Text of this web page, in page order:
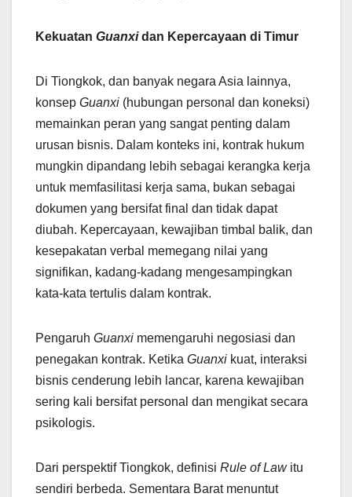
Kekuatan Guanxidan Kepercayaan di Timur
Di Tiongkok, dan banyak negara Asia lainnya,
konsep Guanxi (hubungan personal dan koneksi)
memainkan peran yang sangat penting dalam
urusan bisnis. Dalam konteks ini, kontrak hukum
mungkin dipandang lebih sebagai kerangka kerja
untuk memfasilitasi kerja sama, bukan sebagai
dokumen yang bersifat final dan tidak dapat
diubah. Kepercayaan, kewajiban timbal balik, dan
kesepakatan verbal memegang nilai yang
signifikan, kadang-kadang mengesampingkan
kata-kata tertulis dalam kontrak.
Pengaruh Guanxi memengaruhi negosiasi dan
penegakan kontrak. Ketika Guanxi kuat, interaksi
bisnis cenderung lebih lancar, karena kewajiban
sering kali bersifat personal dan mengikat secara
psikologis.
Dari perspektif Tiongkok, definisi Rule of Lawitu
sendiri berbeda. Sementara Barat menuntut